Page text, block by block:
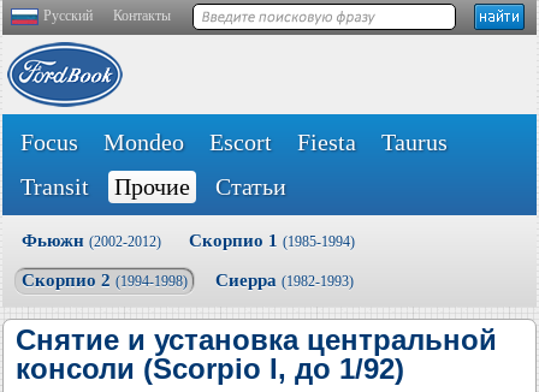
Русский Контакты
Focus Mondeo Escort Fiesta
Taurus
Transit
Прочие Статьи
Фьюжн (2002-2012) Скорпио 1 (1985-1994)
Скорпио 2 (1994-1998) Сиерра (1982-1993)
Снятие и установка центральной
консоли (Scorpio I, до 1/92)